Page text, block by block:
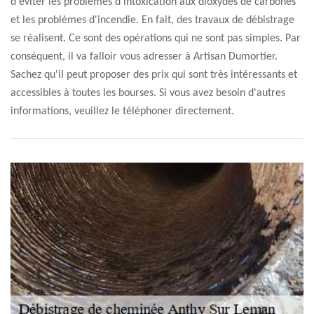
et les problèmes d'incendie. En fait, des travaux de débistrage
se réalisent. Ce sont des opérations qui ne sont pas simples. Par
conséquent, il va falloir vous adresser à Artisan Dumortier.
Sachez qu'il peut proposer des prix qui sont très intéressants et
accessibles à toutes les bourses. Si vous avez besoin d'autres
informations, veuillez le téléphoner directement.